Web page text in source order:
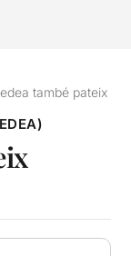
també pateix